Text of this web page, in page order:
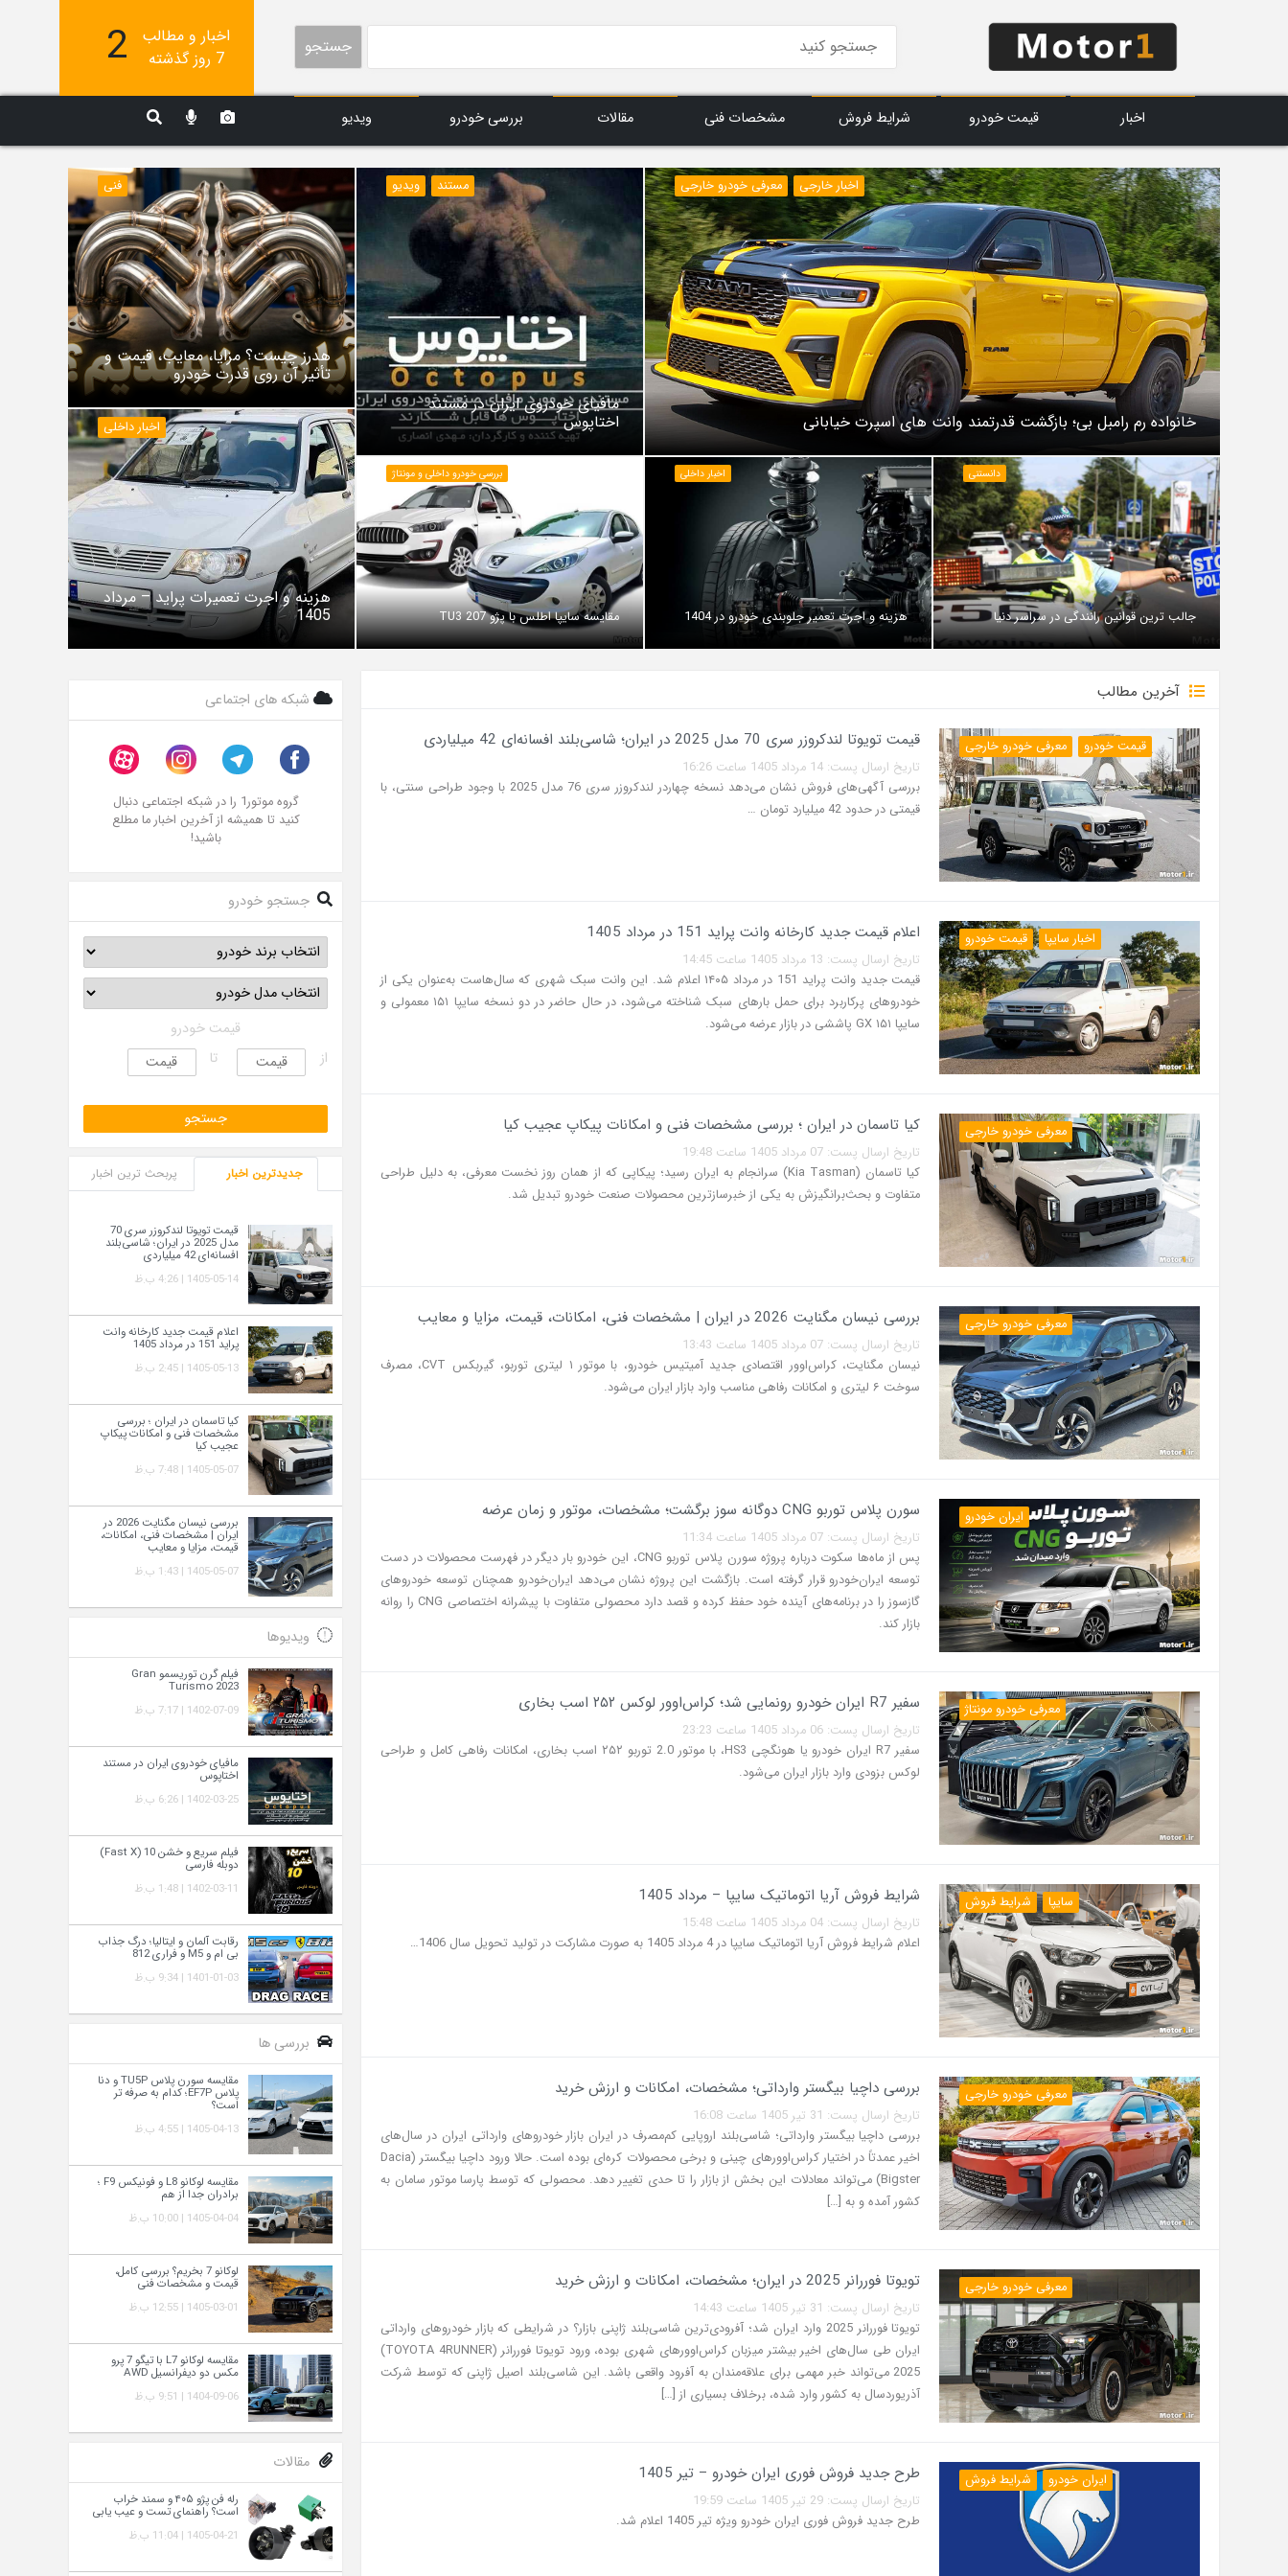
جستجو
اخبار و مطالب
7 روز گذشته
2
اخبار قیمت خودرو شرایط فروش مشخصات فنی مقالات بررسی خودرو ویدیو
خانواده رم رامبل‌ بی؛ بازگشت قدرتمند وانت‌ های اسپرت خیابانی
اخبار خارجی معرفی خودرو خارجی
جالب ترین قوانین رانندگی در سراسر دنیا
دانستنی
هزینه و اجرت تعمیر جلوبندی خودرو در 1404
اخبار داخلی
مافیای خودروی ایران در مستند
اختاپوس
مستند ویدیو
مقایسه سایپا اطلس با پژو 207 TU3
بررسی خودرو داخلی و مونتاژ
هدرز چیست؟ مزایا، معایب، قیمت و
تأثیر آن روی قدرت خودرو
فنی
هزینه و اجرت تعمیرات پراید – مرداد
1405
اخبار داخلی
آخرین مطالب
قیمت خودرو معرفی خودرو خارجی قیمت تویوتا لندکروزر سری 70 مدل 2025 در ایران؛ شاسی‌بلند افسانه‌ای 42 میلیاردی
تاریخ ارسال پست: 14 مرداد 1405 ساعت 16:26
بررسی آگهی‌های فروش نشان می‌دهد نسخه چهاردر لندکروزر سری 76 مدل 2025 با وجود طراحی سنتی، با
قیمتی در حدود 42 میلیارد تومان …
اخبار سایپا قیمت خودرو اعلام قیمت جدید کارخانه وانت پراید 151 در مرداد 1405
تاریخ ارسال پست: 13 مرداد 1405 ساعت 14:45
قیمت جدید وانت پراید 151 در مرداد ۱۴۰۵ اعلام شد. این وانت سبک شهری که سال‌هاست به‌عنوان یکی از
خودروهای پرکاربرد برای حمل بارهای سبک شناخته می‌شود، در حال حاضر در دو نسخه سایپا ۱۵۱ معمولی و
سایپا ۱۵۱ GX پاششی در بازار عرضه می‌شود.
معرفی خودرو خارجی کیا تاسمان در ایران ؛ بررسی مشخصات فنی و امکانات پیکاپ عجیب کیا
تاریخ ارسال پست: 07 مرداد 1405 ساعت 19:48
کیا تاسمان (Kia Tasman) سرانجام به ایران رسید؛ پیکاپی که از همان روز نخست معرفی، به دلیل طراحی
متفاوت و بحث‌برانگیزش به یکی از خبرسازترین محصولات صنعت خودرو تبدیل شد.
معرفی خودرو خارجی بررسی نیسان مگنایت 2026 در ایران | مشخصات فنی، امکانات، قیمت، مزایا و معایب
تاریخ ارسال پست: 07 مرداد 1405 ساعت 13:43
نیسان مگنایت، کراس‌اوور اقتصادی جدید آمیتیس خودرو، با موتور ۱ لیتری توربو، گیربکس CVT، مصرف
سوخت ۶ لیتری و امکانات رفاهی مناسب وارد بازار ایران می‌شود.
ایران خودرو سورن پلاس توربو CNG دوگانه سوز برگشت؛ مشخصات، موتور و زمان عرضه
تاریخ ارسال پست: 07 مرداد 1405 ساعت 11:34
پس از ماه‌ها سکوت درباره پروژه سورن پلاس توربو CNG، این خودرو بار دیگر در فهرست محصولات در دست
توسعه ایران‌خودرو قرار گرفته است. بازگشت این پروژه نشان می‌دهد ایران‌خودرو همچنان توسعه خودروهای
گازسوز را در برنامه‌های آینده خود حفظ کرده و قصد دارد محصولی متفاوت با پیشرانه اختصاصی CNG را روانه
بازار کند.
معرفی خودرو مونتاژ سفیر R7 ایران خودرو رونمایی شد؛ کراس‌اوور لوکس ۲۵۲ اسب بخاری
تاریخ ارسال پست: 06 مرداد 1405 ساعت 23:23
سفیر R7 ایران خودرو یا هونگچی HS3، با موتور 2.0 توربو ۲۵۲ اسب بخاری، امکانات رفاهی کامل و طراحی
لوکس بزودی وارد بازار ایران می‌شود.
سایپا شرایط فروش شرایط فروش آریا اتوماتیک سایپا – مرداد 1405
تاریخ ارسال پست: 04 مرداد 1405 ساعت 15:48
اعلام شرایط فروش آریا اتوماتیک سایپا در 4 مرداد 1405 به صورت مشارکت در تولید تحویل سال 1406…
معرفی خودرو خارجی بررسی داچیا بیگستر وارداتی؛ مشخصات، امکانات و ارزش خرید
تاریخ ارسال پست: 31 تیر 1405 ساعت 16:08
بررسی داچیا بیگستر وارداتی؛ شاسی‌بلند اروپایی کم‌مصرف در ایران بازار خودروهای وارداتی ایران در سال‌های
اخیر عمدتاً در اختیار کراس‌اوورهای چینی و برخی محصولات کره‌ای بوده است. حالا ورود داچیا بیگستر (Dacia
Bigster) می‌تواند معادلات این بخش از بازار را تا حدی تغییر دهد. محصولی که توسط پارسا موتور سامان به
کشور آمده و به […]
معرفی خودرو خارجی تویوتا فوررانر 2025 در ایران؛ مشخصات، امکانات و ارزش خرید
تاریخ ارسال پست: 31 تیر 1405 ساعت 14:43
تویوتا فوررانر 2025 وارد ایران شد؛ آفرودی‌ترین شاسی‌بلند ژاپنی بازار؟ در شرایطی که بازار خودروهای وارداتی
ایران طی سال‌های اخیر بیشتر میزبان کراس‌اوورهای شهری بوده، ورود تویوتا فوررانر (TOYOTA 4RUNNER)
2025 می‌تواند خبر مهمی برای علاقه‌مندان به آفرود واقعی باشد. این شاسی‌بلند اصیل ژاپنی که توسط شرکت
آذریوردسال به کشور وارد شده، برخلاف بسیاری از […]
ایران خودرو شرایط فروش طرح جدید فروش فوری ایران خودرو – تیر 1405
تاریخ ارسال پست: 29 تیر 1405 ساعت 19:59
طرح جدید فروش فوری ایران خودرو ویژه تیر 1405 اعلام شد.
شبکه های اجتماعی
گروه موتور1 را در شبکه اجتماعی دنبال
کنید تا همیشه از آخرین اخبار ما مطلع
باشید!
جستجو خودرو
قیمت خودرو
از
تا
جدیدترین اخبار پربحث ترین اخبار
قیمت تویوتا لندکروزر سری 70
مدل 2025 در ایران؛ شاسی‌بلند
افسانه‌ای 42 میلیاردی
1405-05-14 | 4:26 ب.ظ
اعلام قیمت جدید کارخانه وانت
پراید 151 در مرداد 1405
1405-05-13 | 2:45 ب.ظ
کیا تاسمان در ایران ؛ بررسی
مشخصات فنی و امکانات پیکاپ
عجیب کیا
1405-05-07 | 7:48 ب.ظ
بررسی نیسان مگنایت 2026 در
ایران | مشخصات فنی، امکانات،
قیمت، مزایا و معایب
1405-05-07 | 1:43 ب.ظ
ویدیوها
فیلم گرن توریسمو Gran
Turismo 2023
1402-07-09 | 7:17 ب.ظ
مافیای خودروی ایران در مستند
اختاپوس
1402-03-25 | 6:26 ب.ظ
فیلم سریع و خشن 10 (Fast X)
دوبله فارسی
1402-03-11 | 1:48 ب.ظ
رقابت آلمان و ایتالیا؛ درگ جذاب
بی ام و M5 و فراری 812
1401-01-03 | 9:34 ب.ظ
بررسی ها
مقایسه سورن پلاس TU5P و دنا
پلاس EF7P؛ کدام به‌ صرفه‌ تر
است؟
1405-04-13 | 4:55 ب.ظ
مقایسه لوکانو L8 و فونیکس F9 ؛
برادران جدا از هم
1405-04-04 | 10:00 ب.ظ
لوکانو 7 بخریم؟ بررسی کامل،
قیمت و مشخصات فنی
1405-03-01 | 12:55 ب.ظ
مقایسه لوکانو L7 با تیگو 7 پرو
مکس دو دیفرانسیل AWD
1404-09-06 | 9:51 ب.ظ
مقالات
رله فن پژو ۴۰۵ و سمند خراب
است؟ راهنمای تست و عیب‌ یابی
1405-04-21 | 11:04 ب.ظ